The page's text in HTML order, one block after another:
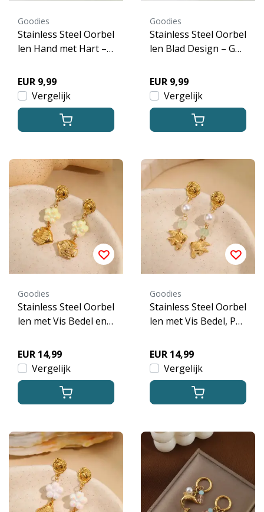
Goodies
Stainless Steel Oorbel
len Hand met Hart –
EUR 9,99
Vergelijk
Goodies
Stainless Steel Oorbel
len Blad Design – Go
EUR 9,99
Vergelijk
Goodies
Stainless Steel Oorbel
len met Vis Bedel en
oud
EUR 14,99
Vergelijk
Goodies
Stainless Steel Oorbel
len met Vis Bedel, Par
Goud
EUR 14,99
Vergelijk